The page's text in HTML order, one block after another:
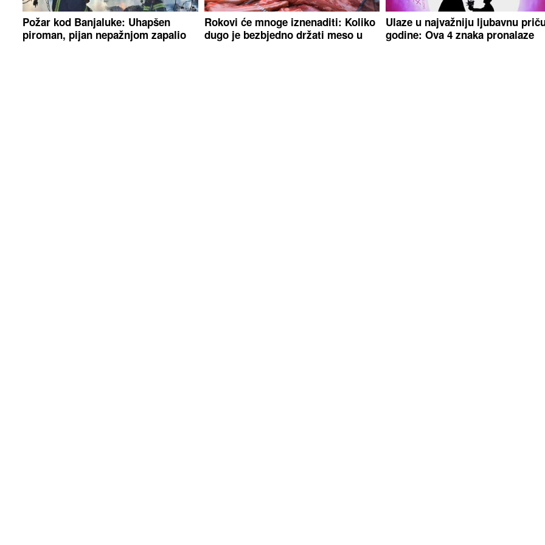
Požar kod Banjaluke: Uhapšen
piroman, pijan nepažnjom zapalio
Rokovi će mnoge iznenaditi: Koliko
dugo je bezbjedno držati meso u
Ulaze u najvažniju ljubavnu
godine: Ova 4 znaka pronalaze